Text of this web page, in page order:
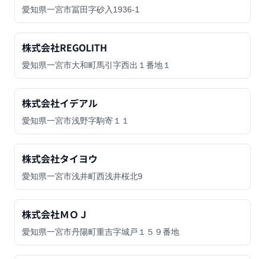
愛知県一宮市冨田字砂入1936-1
株式会社REGOLITH
愛知県一宮市大和町馬引字西出１番地１
株式会社イデアル
愛知県一宮市浅野字駒寄１１
株式会社タイヨウ
愛知県一宮市浅井町西浅井桜北9
株式会社ＭＯＪ
愛知県一宮市丹陽町重吉字城戸１５９番地